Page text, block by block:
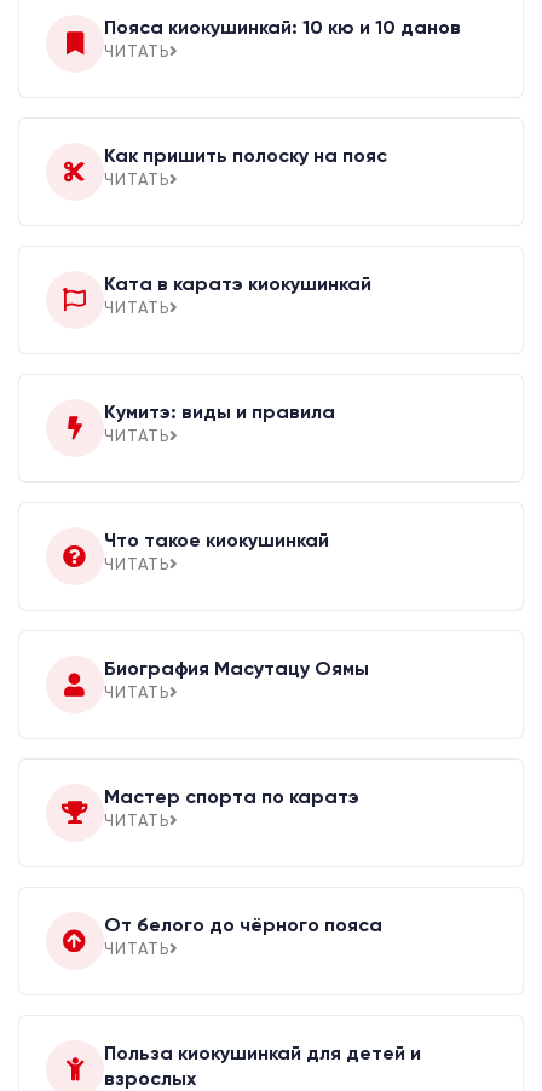
Пояса киокушинкай: 10 кю и 10 данов
ЧИТАТЬ
Как пришить полоску на пояс
ЧИТАТЬ
Ката в каратэ киокушинкай
ЧИТАТЬ
Кумитэ: виды и правила
ЧИТАТЬ
Что такое киокушинкай
ЧИТАТЬ
Биография Масутацу Оямы
ЧИТАТЬ
Мастер спорта по каратэ
ЧИТАТЬ
От белого до чёрного пояса
ЧИТАТЬ
Польза киокушинкай для детей и
взрослых